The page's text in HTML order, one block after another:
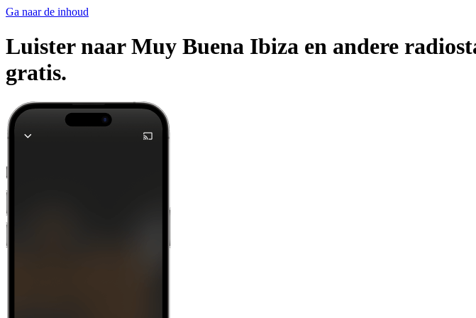
Ga naar de inhoud
Luister naar Muy Buena Ibiza en andere
gratis.